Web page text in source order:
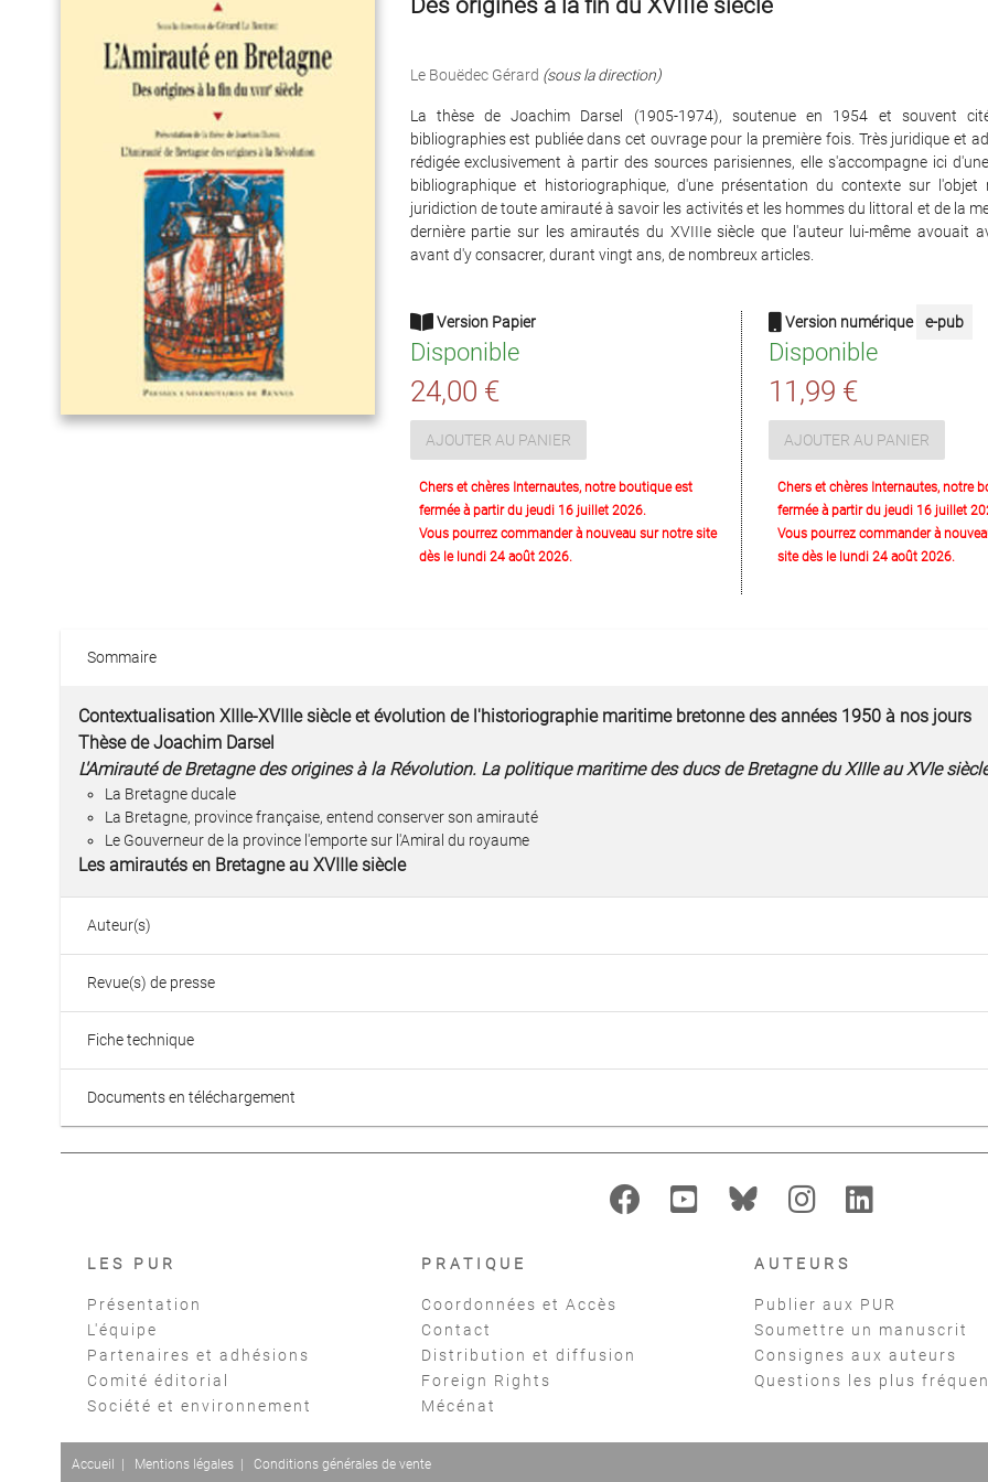
Des origines à la fin du XVIIIe siècle
Le Bouëdec Gérard (sous la direction)
La thèse de Joachim Darsel (1905-1974), soutenue en 1954 et souvent
bibliographies est publiée dans cet ouvrage pour la première fois. Très juridique et
rédigée exclusivement à partir des sources parisiennes, elle s'accompagne ici
bibliographique et historiographique, d'une présentation du contexte sur l'objet
juridiction de toute amirauté à savoir les activités et les hommes du littoral et de la
dernière partie sur les amirautés du XVIIIe siècle que l'auteur lui-même avouait
avant d'y consacrer, durant vingt ans, de nombreux articles.
Version Papier
Disponible
24,00 €
AJOUTER AU PANIER
Chers et chères Internautes, notre boutique est
fermée à partir du jeudi 16 juillet 2026.
Vous pourrez commander à nouveau sur notre site
dès le lundi 24 août 2026.
Version numérique e-pub
Disponible
11,99 €
AJOUTER AU PANIER
Chers et chères Internautes, notre
fermée à partir du jeudi 16 juillet
Vous pourrez commander à
site dès le lundi 24 août 2026.
Sommaire
Contextualisation XIIIe-XVIIIe siècle et évolution de l'historiographie maritime bretonne des années 1950 à nos jours
Thèse de Joachim Darsel
L'Amirauté de Bretagne des origines à la Révolution. La politique maritime des ducs de Bretagne du XIIIe au XVIe
La Bretagne ducale
La Bretagne, province française, entend conserver son amirauté
Le Gouverneur de la province l'emporte sur l'Amiral du royaume
Les amirautés en Bretagne au XVIIIe siècle
Auteur(s)
Revue(s) de presse
Fiche technique
Documents en téléchargement
LES PUR
Présentation
L'équipe
Partenaires et adhésions
Comité éditorial
Société et environnement
PRATIQUE
Coordonnées et Accès
Contact
Distribution et diffusion
Foreign Rights
Mécénat
AUTEURS
Publier aux PUR
Soumettre un manuscrit
Consignes aux auteurs
Questions les plus
Accueil Mentions légales Conditions générales de vente